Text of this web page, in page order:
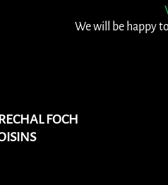
We will be happy
FOCH